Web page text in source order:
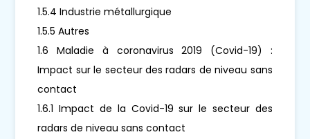
1.5.4 Industrie métallurgique
1.5.5 Autres
1.6 Maladie à coronavirus 2019 (Covid-19) :
Impact sur le secteur des radars de niveau sans
contact
1.6.1 Impact de la Covid-19 sur le secteur des
radars de niveau sans contact